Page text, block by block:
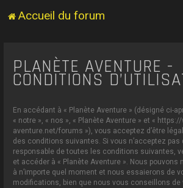
Accueil du forum
PLANÈTE AVENTURE -
CONDITIONS
En accédant à « Planète Aventure » (désigné ci-
« notre », « nos », « Planète Aventure » et «
aventure.net/forums »), vous acceptez d’être
des conditions suivantes. Si vous n’acceptez pas
responsable de toutes les conditions suivantes,
et accéder à « Planète Aventure ». Nous
à n’importe quel moment et nous essaierons de
modifications, bien que nous vous conseillons de